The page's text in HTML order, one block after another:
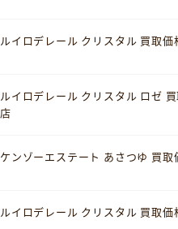
ルイロデレール クリスタル 買取
ルイロデレール クリスタル ロゼ
店
ケンゾーエステート あさつゆ 買
ルイロデレール クリスタル 買取